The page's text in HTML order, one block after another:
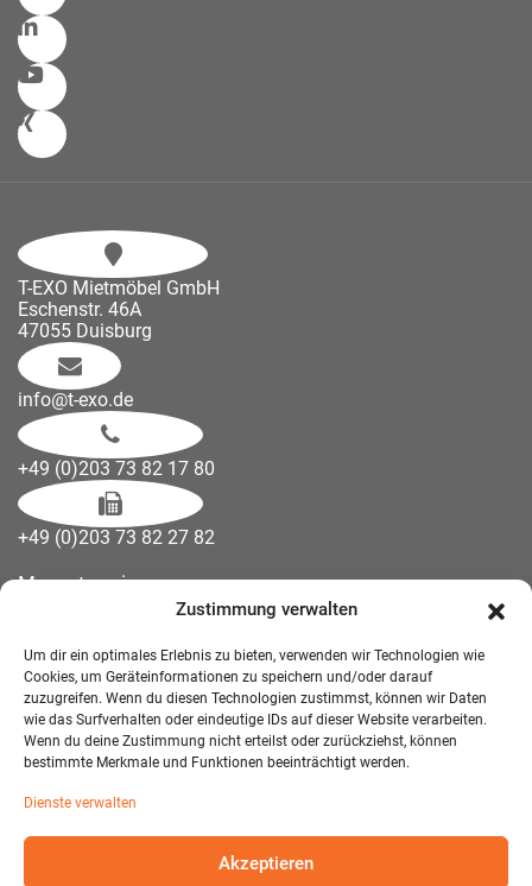
Zustimmung verwalten
Um dir ein optimales Erlebnis zu bieten, verwenden wir Technologien wie
Cookies, um Geräteinformationen zu speichern und/oder darauf
zuzugreifen. Wenn du diesen Technologien zustimmst, können wir Daten
wie das Surfverhalten oder eindeutige IDs auf dieser Website verarbeiten.
Wenn du deine Zustimmung nicht erteilst oder zurückziehst, können
bestimmte Merkmale und Funktionen beeinträchtigt werden.
Dienste verwalten
Akzeptieren
T-EXO Mietmöbel GmbH
Eschenstr. 46A
47055 Duisburg
info@t-exo.de
+49 (0)203 73 82 17 80
+49 (0)203 73 82 27 82
Messetermine
Downloads
Wandelemente
Über uns
Impressum
Datenschutzerklärung